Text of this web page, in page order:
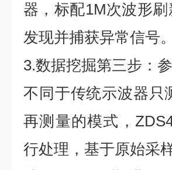
器，标配1M次波形
发现并捕获异常信号。
3.数据挖掘第三步：
不同于传统示波器只
再测量的模式，
行处理，基于原始采